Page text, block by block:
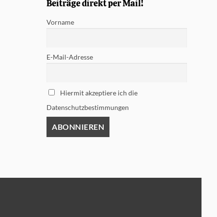
Beiträge direkt per Mail!
Vorname
E-Mail-Adresse
Hiermit akzeptiere ich die
Datenschutzbestimmungen